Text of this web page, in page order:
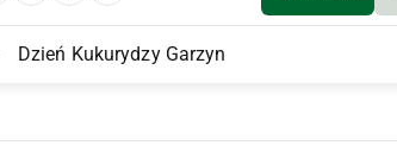
Dzień Kukurydzy Garzyn